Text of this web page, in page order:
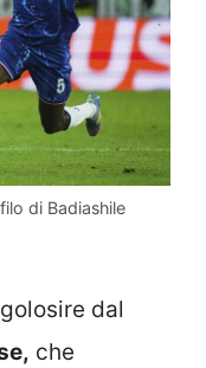
di Badiashile
dal
che